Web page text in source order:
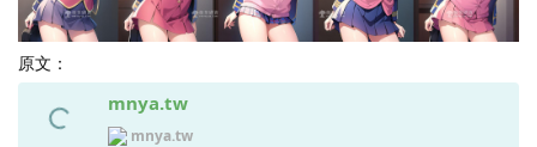
原文：
mnya.tw
mnya.tw